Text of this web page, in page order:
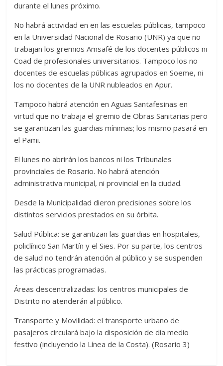
durante el lunes próximo.
No habrá actividad en en las escuelas públicas, tampoco
en la Universidad Nacional de Rosario (UNR) ya que no
trabajan los gremios Amsafé de los docentes públicos ni
Coad de profesionales universitarios. Tampoco los no
docentes de escuelas públicas agrupados en Soeme, ni
los no docentes de la UNR nubleados en Apur.
Tampoco habrá atención en Aguas Santafesinas en
virtud que no trabaja el gremio de Obras Sanitarias pero
se garantizan las guardias mínimas; los mismo pasará en
el Pami.
El lunes no abrirán los bancos ni los Tribunales
provinciales de Rosario. No habrá atención
administrativa municipal, ni provincial en la ciudad.
Desde la Municipalidad dieron precisiones sobre los
distintos servicios prestados en su órbita.
Salud Pública: se garantizan las guardias en hospitales,
policlínico San Martín y el Sies. Por su parte, los centros
de salud no tendrán atención al público y se suspenden
las prácticas programadas.
Áreas descentralizadas: los centros municipales de
Distrito no atenderán al público.
Transporte y Movilidad: el transporte urbano de
pasajeros circulará bajo la disposición de día medio
festivo (incluyendo la Línea de la Costa). (Rosario 3)